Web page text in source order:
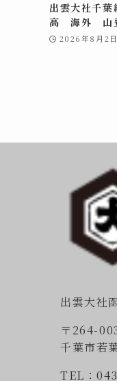
出雲大社千
高 海外 山
2026年8月2日
出雲大社
〒264-
千葉市若
TEL：